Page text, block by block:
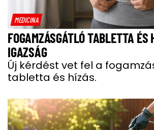
MEDICINA
FOGAMZÁSGÁTLÓ TABLETTA
IGAZSÁG
Új kérdést vet fel a
tabletta és hízás.